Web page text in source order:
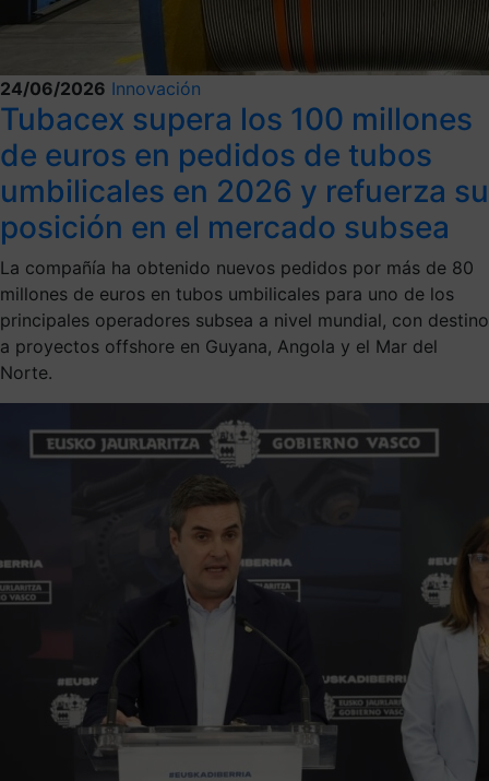
24/06/2026 Innovación
Tubacex supera los 100 millones
de euros en pedidos de tubos
umbilicales en 2026 y refuerza su
posición en el mercado subsea
La compañía ha obtenido nuevos pedidos por más de 80
millones de euros en tubos umbilicales para uno de los
principales operadores subsea a nivel mundial, con destino
a proyectos offshore en Guyana, Angola y el Mar del
Norte.